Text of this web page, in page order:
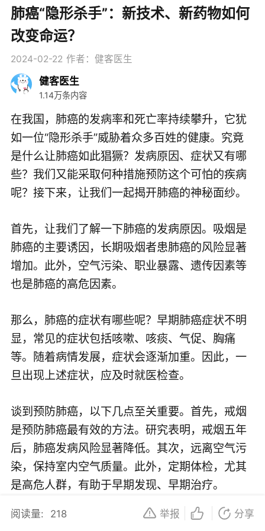
肺癌“隐形杀手”：新技术、新药物如何
改变命运？
2024-02-22 作者：健客医生
健客医生
1.14万条内容
在我国，肺癌的发病率和死亡率持续攀升，它犹
如一位“隐形杀手”威胁着众多百姓的健康。究竟
是什么让肺癌如此猖獗？发病原因、症状又有哪
些？我们又能采取何种措施预防这个可怕的疾病
呢？接下来，让我们一起揭开肺癌的神秘面纱。
首先，让我们了解一下肺癌的发病原因。吸烟是
肺癌的主要诱因，长期吸烟者患肺癌的风险显著
增加。此外，空气污染、职业暴露、遗传因素等
也是肺癌的高危因素。
那么，肺癌的症状有哪些呢？早期肺癌症状不明
显，常见的症状包括咳嗽、咳痰、气促、胸痛
等。随着病情发展，症状会逐渐加重。因此，一
旦出现上述症状，应及时就医检查。
谈到预防肺癌，以下几点至关重要。首先，戒烟
是预防肺癌最有效的方法。研究表明，戒烟五年
后，肺癌发病风险显著降低。其次，远离空气污
染，保持室内空气质量。此外，定期体检，尤其
是高危人群，有助于早期发现、早期治疗。
在肺癌的治疗方面，近年来新技术、新药物的发
阅读量: 218 举报 分享